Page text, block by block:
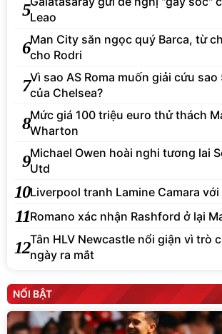
5Leao
6Man City săn ngọc quý Barca, từ
cho Rodri
7Vì sao AS Roma muốn giải cứu
của Chelsea?
8Mức giá 100 triệu euro thử thách
Wharton
9Michael Owen hoài nghi tương lai
Utd
10Liverpool tranh Lamine Camara với
11Romano xác nhận Rashford ở lại
12Tân HLV Newcastle nổi giận vì trò
ngày ra mắt
NỔI BẬT